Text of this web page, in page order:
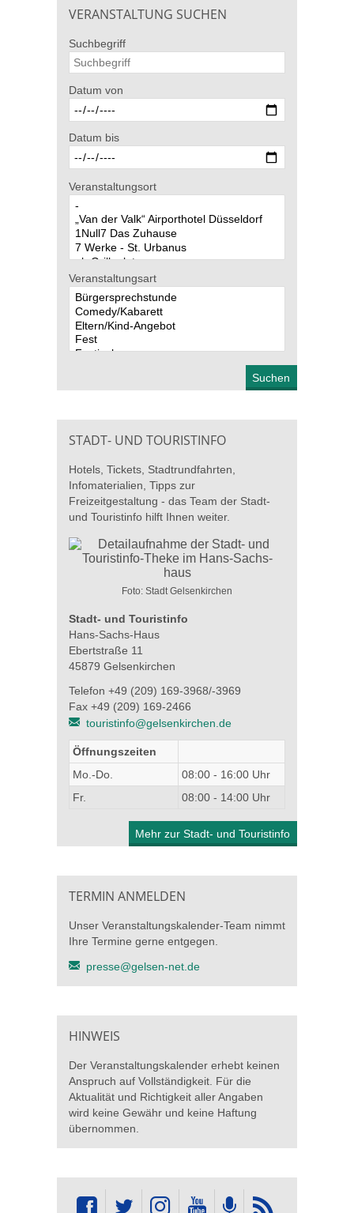
VERANSTALTUNG SUCHEN
Suchbegriff
Datum von
Datum bis
Veranstaltungsort
Veranstaltungsart
STADT- UND TOURISTINFO
Hotels, Tickets, Stadtrundfahrten,
Infomaterialien, Tipps zur
Freizeitgestaltung - das Team der Stadt-
und Touristinfo hilft Ihnen weiter.
Foto: Stadt Gelsenkirchen
Stadt- und Touristinfo
Hans-Sachs-Haus
Ebertstraße 11
45879 Gelsenkirchen
Telefon +49 (209) 169-3968/-3969
Fax +49 (209) 169-2466
touristinfo@gelsenkirchen.de
Öffnungszeiten
Mo.-Do.
08:00 - 16:00 Uhr
Fr.
08:00 - 14:00 Uhr
Mehr zur Stadt- und Touristinfo
TERMIN ANMELDEN
Unser Veranstaltungskalender-Team nimmt
Ihre Termine gerne entgegen.
presse@gelsen-net.de
HINWEIS
Der Veranstaltungskalender erhebt keinen
Anspruch auf Vollständigkeit. Für die
Aktualität und Richtigkeit aller Angaben
wird keine Gewähr und keine Haftung
übernommen.